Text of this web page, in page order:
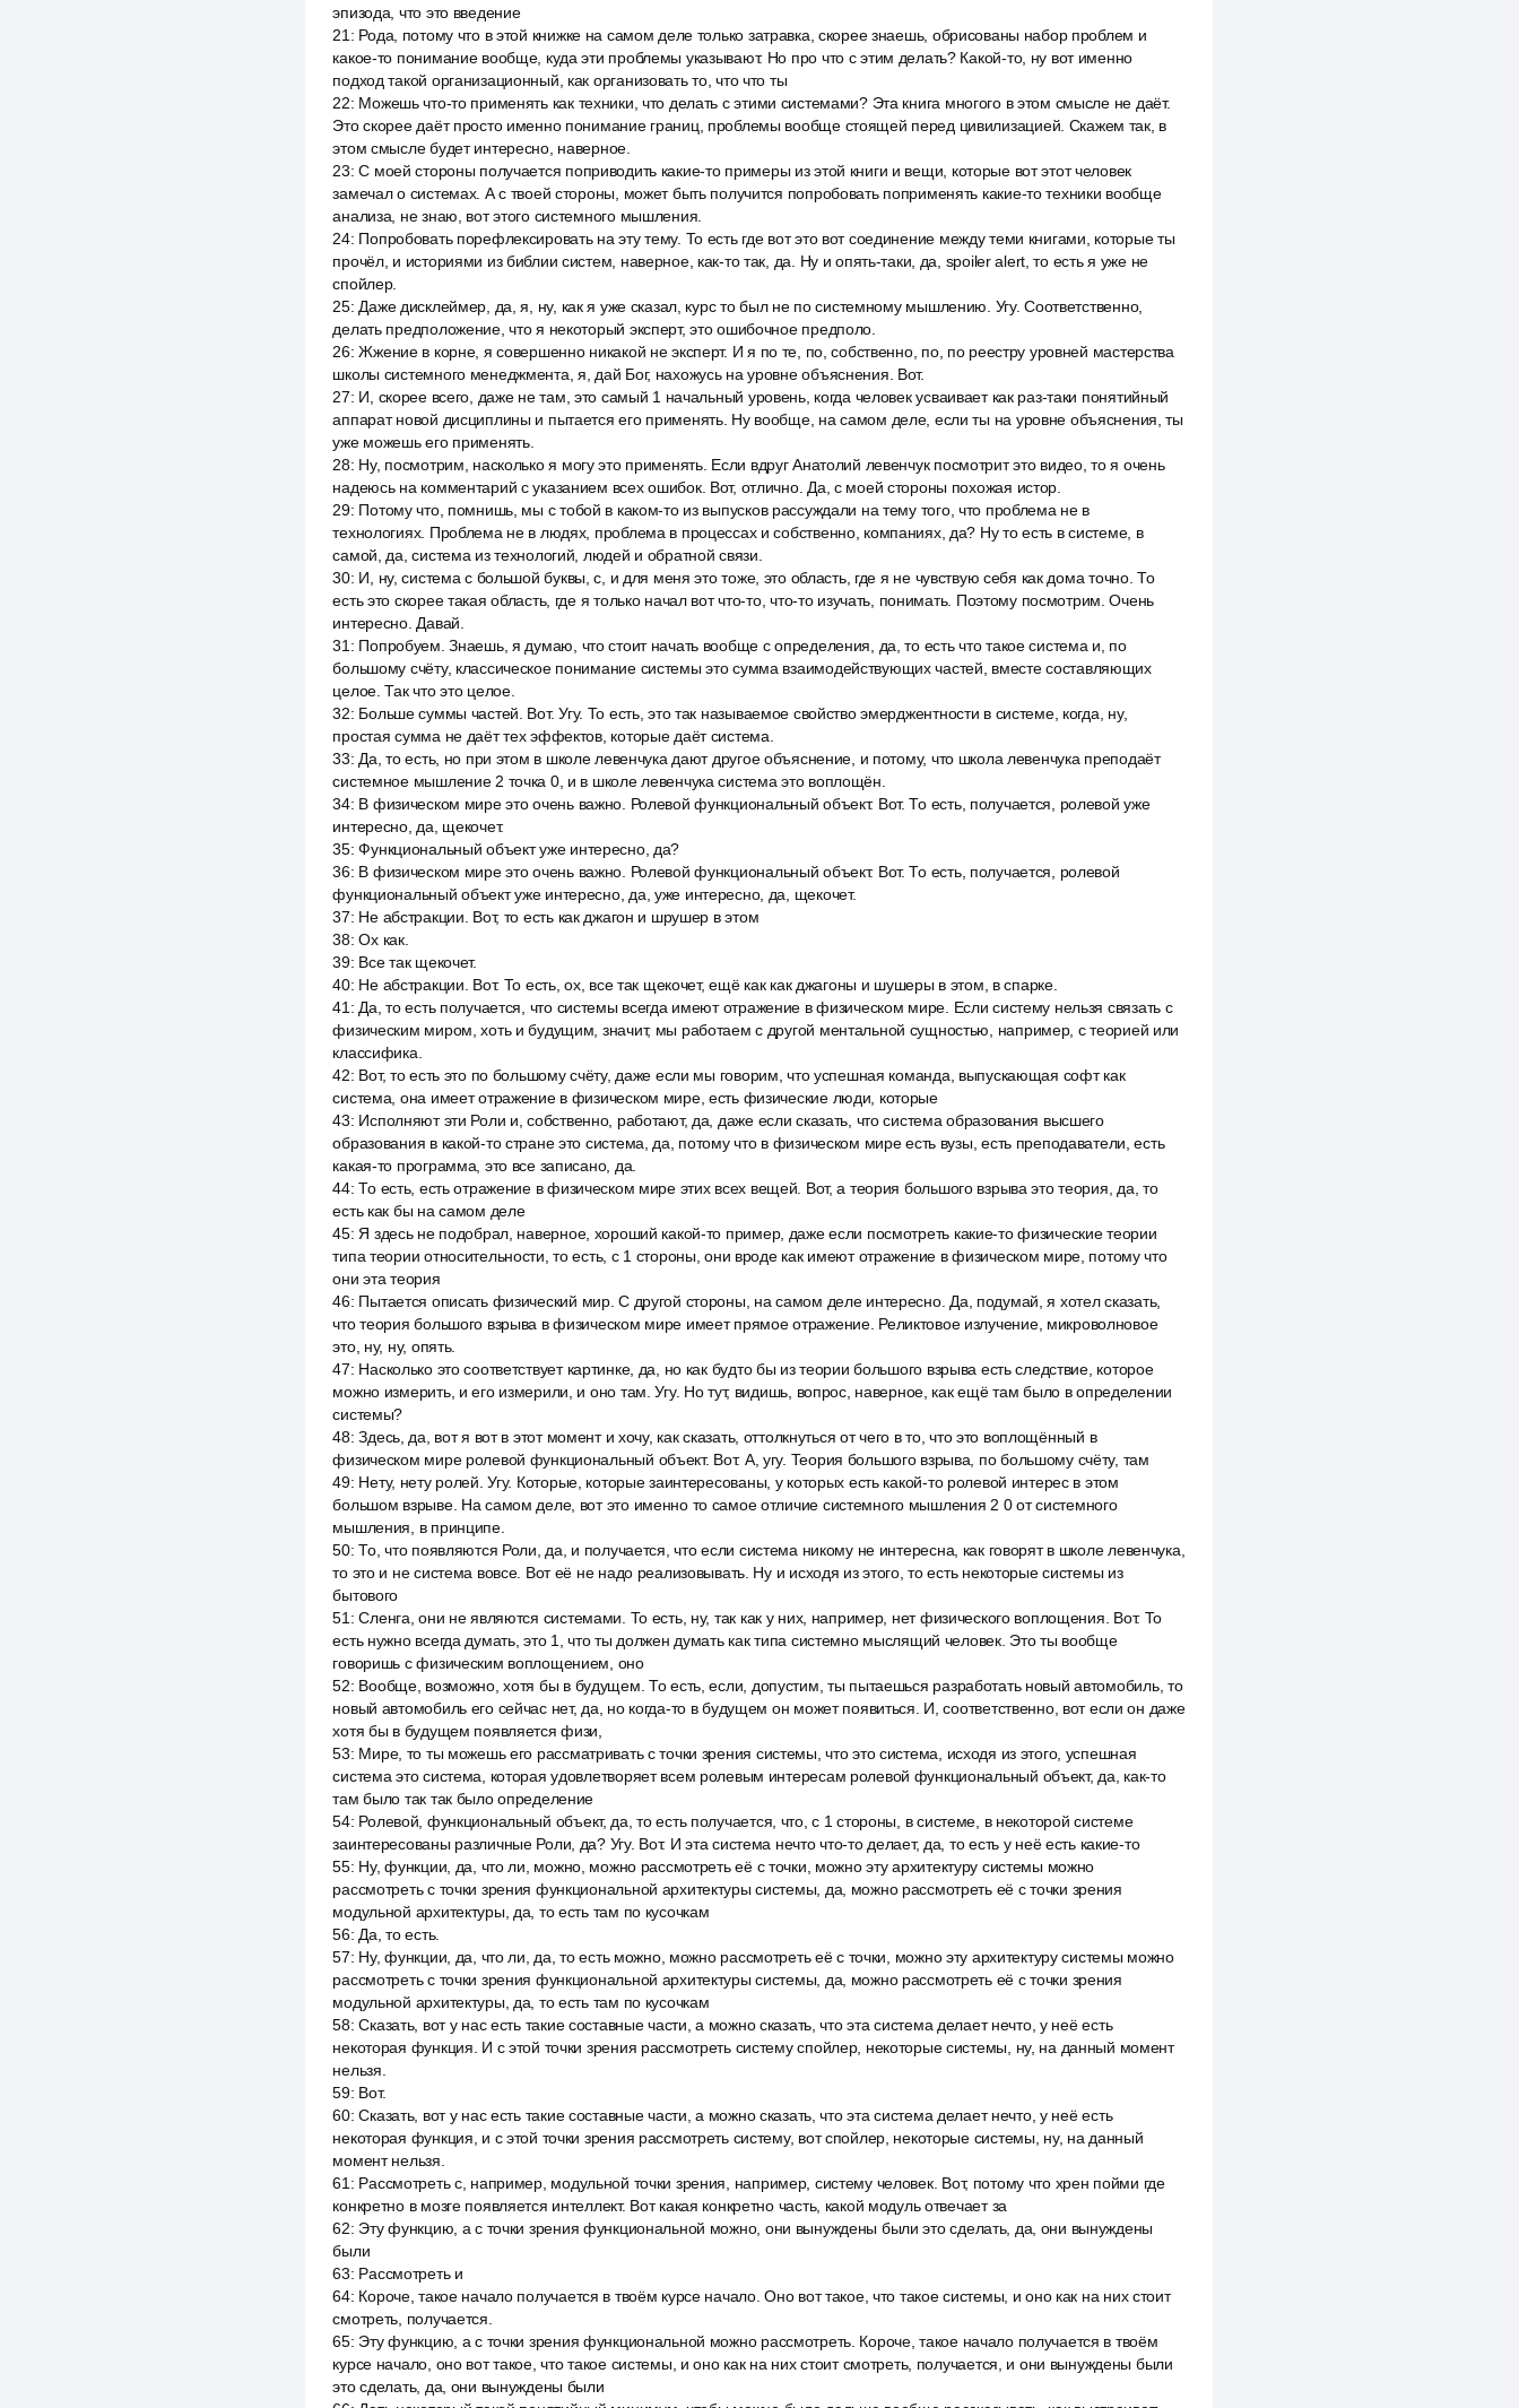
эпизода, что это введение
21 : Рода, потому что в этой книжке на самом деле только затравка, скорее знаешь, обрисованы набор проблем и
какое-то понимание вообще, куда эти проблемы указывают. Но про что с этим делать? Какой-то, ну вот именно
подход такой организационный, как организовать то, что что ты
22: Можешь что-то применять как техники, что делать с этими системами? Эта книга многого в этом смысле не даёт.
Это скорее даёт просто именно понимание границ, проблемы вообще стоящей перед цивилизацией. Скажем так, в
этом смысле будет интересно, наверное.
23:С моей стороны получается поприводить какие-то примеры из этой книги и вещи, которые вот этот человек
замечал о системах. А с твоей стороны, может быть получится попробовать поприменять какие-то техники вообще
анализа, не знаю, вот этого системного мышления.
24: Попробовать порефлексировать на эту тему. То есть где вот это вот соединение между теми книгами, которые ты
прочёл, и историями из библии систем, наверное, как-то так, да. Ну и опять-таки, да, spoiler alert, то есть я уже не
спойлер.
25: Даже дисклеймер, да, я, ну, как я уже сказал, курс то был не по системному мышлению. Угу. Соответственно,
делать предположение, что я некоторый эксперт, это ошибочное предполо.
26:Жжение в корне, я совершенно никакой не эксперт. И я по те, по, собственно, по, по реестру уровней мастерства
школы системного менеджмента, я, дай Бог, нахожусь на уровне объяснения. Вот.
27: И, скорее всего, даже не там, это самый 1 начальный уровень, когда человек усваивает как раз-таки понятийный
аппарат новой дисциплины и пытается его применять. Ну вообще, на самом деле, если ты на уровне объяснения, ты
уже можешь его применять.
28: Ну, посмотрим, насколько я могу это применять. Если вдруг Анатолий левенчук посмотрит это видео, то я очень
надеюсь на комментарий с указанием всех ошибок. Вот, отлично. Да, с моей стороны похожая истор.
29: Потому что, помнишь, мы с тобой в каком-то из выпусков рассуждали на тему того, что проблема не в
технологиях. Проблема не в людях, проблема в процессах и собственно, компаниях, да? Ну то есть в системе, в
самой, да, система из технологий, людей и обратной связи.
30: И, ну, система с большой буквы, с, и для меня это тоже, это область, где я не чувствую себя как дома точно. То
есть это скорее такая область, где я только начал вот что-то, что-то изучать, понимать. Поэтому посмотрим. Очень
интересно. Давай.
31 : Попробуем. Знаешь, я думаю, что стоит начать вообще с определения, да, то есть что такое система и, по
большому счёту, классическое понимание системы это сумма взаимодействующих частей, вместе составляющих
целое. Так что это целое.
32: Больше суммы частей. Вот. Угу. То есть, это так называемое свойство эмерджентности в системе, когда, ну,
простая сумма не даёт тех эффектов, которые даёт система.
33: Да, то есть, но при этом в школе левенчука дают другое объяснение, и потому, что школа левенчука преподаёт
системное мышление 2 точка 0, и в школе левенчука система это воплощён.
34: В физическом мире это очень важно. Ролевой функциональный объект. Вот. То есть, получается, ролевой уже
интересно, да, щекочет.
35:Функциональный объект уже интересно, да?
36: В физическом мире это очень важно. Ролевой функциональный объект. Вот. То есть, получается, ролевой
функциональный объект уже интересно, да, уже интересно, да, щекочет.
37: Не абстракции. Вот, то есть как джагон и шрушер в этом
38:Ох как.
39: Все так щекочет.
40: Не абстракции. Вот. То есть, ох, все так щекочет, ещё как как джагоны и шушеры в этом, в спарке.
41 : Да, то есть получается, что системы всегда имеют отражение в физическом мире. Если систему нельзя связать с
физическим миром, хоть и будущим, значит, мы работаем с другой ментальной сущностью, например, с теорией или
классифика.
42: Вот, то есть это по большому счёту, даже если мы говорим, что успешная команда, выпускающая софт как
система, она имеет отражение в физическом мире, есть физические люди, которые
43: Исполняют эти Роли и, собственно, работают, да, даже если сказать, что система образования высшего
образования в какой-то стране это система, да, потому что в физическом мире есть вузы, есть преподаватели, есть
какая-то программа, это все записано, да.
44:То есть, есть отражение в физическом мире этих всех вещей. Вот, а теория большого взрыва это теория, да, то
есть как бы на самом деле
45: Я здесь не подобрал, наверное, хороший какой-то пример, даже если посмотреть какие-то физические теории
типа теории относительности, то есть, с 1 стороны, они вроде как имеют отражение в физическом мире, потому что
они эта теория
46: Пытается описать физический мир. С другой стороны, на самом деле интересно. Да, подумай, я хотел сказать,
что теория большого взрыва в физическом мире имеет прямое отражение. Реликтовое излучение, микроволновое
это, ну, ну, опять.
47: Насколько это соответствует картинке, да, но как будто бы из теории большого взрыва есть следствие, которое
можно измерить, и его измерили, и оно там. Угу. Но тут, видишь, вопрос, наверное, как ещё там было в определении
системы?
48:Здесь, да, вот я вот в этот момент и хочу, как сказать, оттолкнуться от чего в то, что это воплощённый в
физическом мире ролевой функциональный объект. Вот. А, угу. Теория большого взрыва, по большому счёту, там
49: Нету, нету ролей. Угу. Которые, которые заинтересованы, у которых есть какой-то ролевой интерес в этом
большом взрыве. На самом деле, вот это именно то самое отличие системного мышления 2 0 от системного
мышления, в принципе.
50:То, что появляются Роли, да, и получается, что если система никому не интересна, как говорят в школе левенчука,
то это и не система вовсе. Вот её не надо реализовывать. Ну и исходя из этого, то есть некоторые системы из
бытового
51 :Сленга, они не являются системами. То есть, ну, так как у них, например, нет физического воплощения. Вот. То
есть нужно всегда думать, это 1, что ты должен думать как типа системно мыслящий человек. Это ты вообще
говоришь с физическим воплощением, оно
52: Вообще, возможно, хотя бы в будущем. То есть, если, допустим, ты пытаешься разработать новый автомобиль, то
новый автомобиль его сейчас нет, да, но когда-то в будущем он может появиться. И, соответственно, вот если он даже
хотя бы в будущем появляется физи,
53: Мире, то ты можешь его рассматривать с точки зрения системы, что это система, исходя из этого, успешная
система это система, которая удовлетворяет всем ролевым интересам ролевой функциональный объект, да, как-то
там было так так было определение
54: Ролевой, функциональный объект, да, то есть получается, что, с 1 стороны, в системе, в некоторой системе
заинтересованы различные Роли, да? Угу. Вот. И эта система нечто что-то делает, да, то есть у неё есть какие-то
55: Ну, функции, да, что ли, можно, можно рассмотреть её с точки, можно эту архитектуру системы можно
рассмотреть с точки зрения функциональной архитектуры системы, да, можно рассмотреть её с точки зрения
модульной архитектуры, да, то есть там по кусочкам
56: Да, то есть.
57: Ну, функции, да, что ли, да, то есть можно, можно рассмотреть её с точки, можно эту архитектуру системы можно
рассмотреть с точки зрения функциональной архитектуры системы, да, можно рассмотреть её с точки зрения
модульной архитектуры, да, то есть там по кусочкам
58:Сказать, вот у нас есть такие составные части, а можно сказать, что эта система делает нечто, у неё есть
некоторая функция. И с этой точки зрения рассмотреть систему спойлер, некоторые системы, ну, на данный момент
нельзя.
59: Вот.
60:Сказать, вот у нас есть такие составные части, а можно сказать, что эта система делает нечто, у неё есть
некоторая функция, и с этой точки зрения рассмотреть систему, вот спойлер, некоторые системы, ну, на данный
момент нельзя.
61 : Рассмотреть с, например, модульной точки зрения, например, систему человек. Вот, потому что хрен пойми где
конкретно в мозге появляется интеллект. Вот какая конкретно часть, какой модуль отвечает за
62: Эту функцию, а с точки зрения функциональной можно, они вынуждены были это сделать, да, они вынуждены
были
63: Рассмотреть и
64: Короче, такое начало получается в твоём курсе начало. Оно вот такое, что такое системы, и оно как на них стоит
смотреть, получается.
65: Эту функцию, а с точки зрения функциональной можно рассмотреть. Короче, такое начало получается в твоём
курсе начало, оно вот такое, что такое системы, и оно как на них стоит смотреть, получается, и они вынуждены были
это сделать, да, они вынуждены были